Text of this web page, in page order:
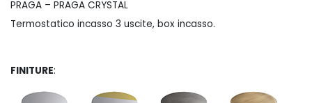
€ 940
€ 1.385
PRAGA – PRAGA CRYSTAL
Termostatico incasso 3 uscite, box incasso.
FINITURE: